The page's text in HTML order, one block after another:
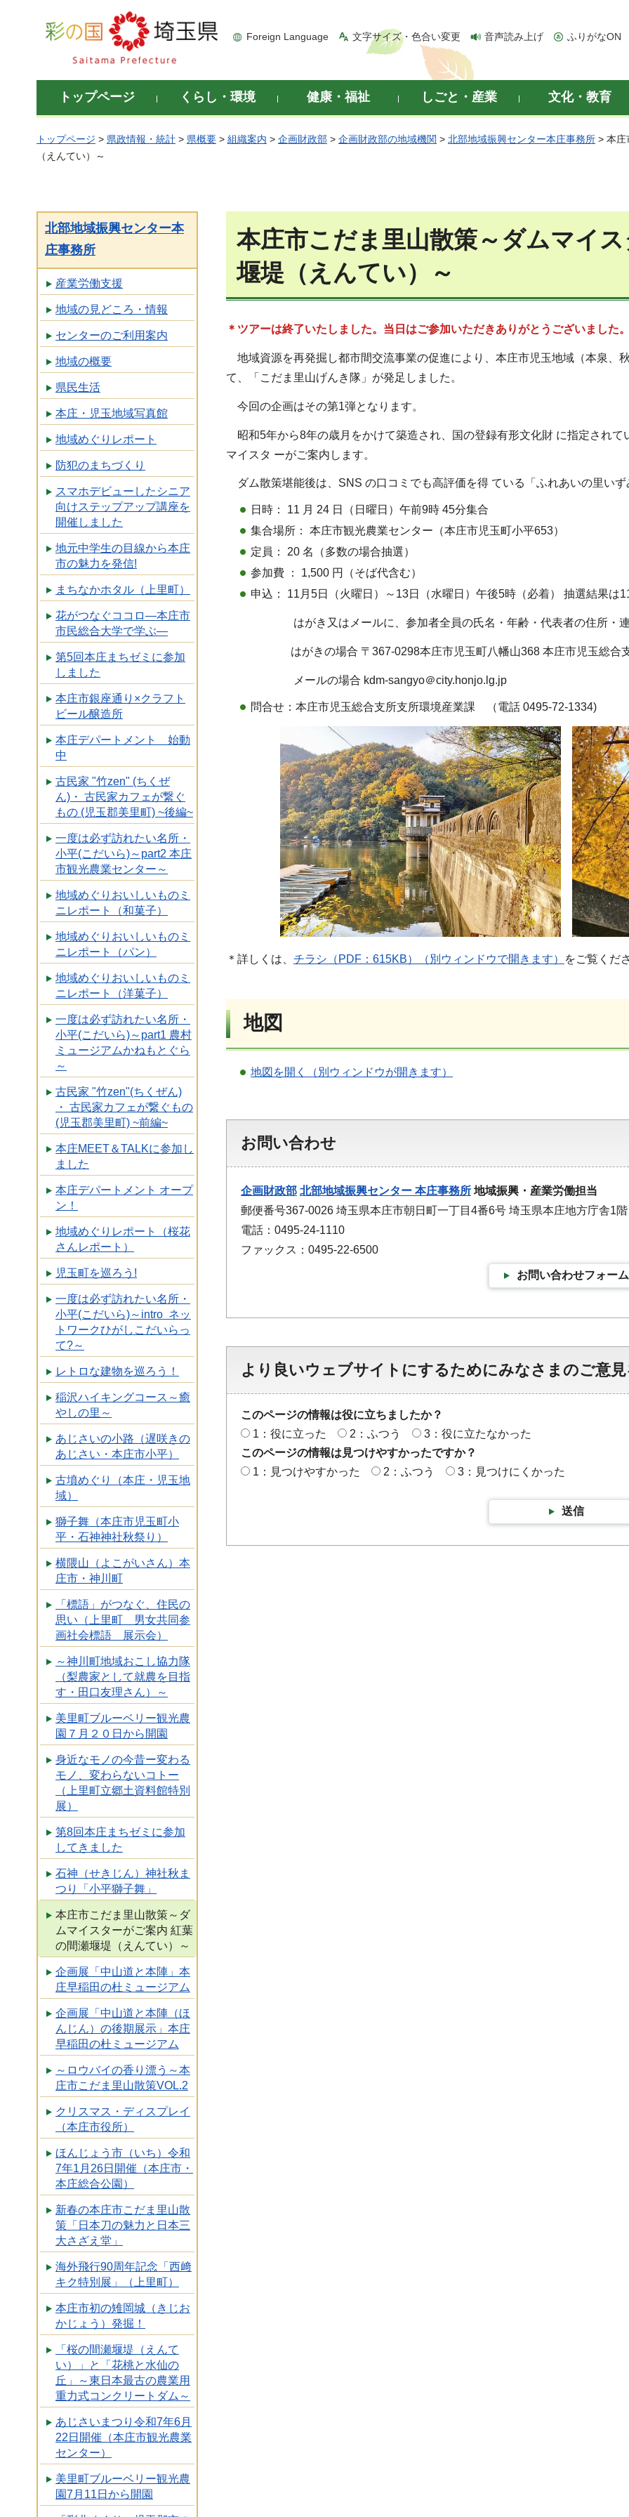
彩の国 埼玉県
Foreign Language 文字サイズ・色合い変更 音声読み上げ ふりがなON
トップページ くらし・環境 健康・福祉 しごと・産業 文化・教育
トップページ > 県政情報・統計 > 県概要 > 組織案内 > 企画財政部 > 企画財政部の地域機関 > 北部地域振興センター本庄事務所 > 本庄
（えんてい）～
北部地域振興センター本
庄事務所
産業労働支援
地域の見どころ・情報
センターのご利用案内
地域の概要
県民生活
本庄・児玉地域写真館
地域めぐりレポート
防犯のまちづくり
スマホデビューしたシニア
向けステップアップ講座を
開催しました
地元中学生の目線から本庄
市の魅力を発信!
まちなかホタル（上里町）
花がつなぐココロ―本庄市
市民総合大学で学ぶ―
第5回本庄まちゼミに参加
しました
本庄市銀座通り×クラフト
ビール醸造所
本庄デパートメント 始動
中
古民家 "竹zen" (ちくぜ
ん)・ 古民家カフェが繋ぐ
もの (児玉郡美里町) ~後編~
一度は必ず訪れたい名所・
小平(こだいら)～part2 本庄
市観光農業センター～
地域めぐりおいしいものミ
ニレポート（和菓子）
地域めぐりおいしいものミ
ニレポート（パン）
地域めぐりおいしいものミ
ニレポート（洋菓子）
一度は必ず訪れたい名所・
小平(こだいら)～part1 農村
ミュージアムかねもとぐら
～
古民家 "竹zen"(ちくぜん)
・ 古民家カフェが繋ぐもの
(児玉郡美里町) ~前編~
本庄MEET＆TALKに参加し
ました
本庄デパートメント オープ
ン！
地域めぐりレポート（桜花
さんレポート）
児玉町を巡ろう!
一度は必ず訪れたい名所・
小平(こだいら)～intro ネッ
トワークひがしこだいらっ
て?～
レトロな建物を巡ろう！
稲沢ハイキングコース～癒
やしの里～
あじさいの小路（遅咲きの
あじさい・本庄市小平）
古墳めぐり（本庄・児玉地
域）
獅子舞（本庄市児玉町小
平・石神神社秋祭り）
横隈山（よこがいさん）本
庄市・神川町
「標語」がつなぐ、住民の
思い（上里町 男女共同参
画社会標語 展示会）
～神川町地域おこし協力隊
（梨農家として就農を目指
す・田口友理さん）～
美里町ブルーベリー観光農
園７月２０日から開園
身近なモノの今昔ー変わる
モノ、変わらないコトー
（上里町立郷土資料館特別
展）
第8回本庄まちゼミに参加
してきました
石神（せきじん）神社秋ま
つり「小平獅子舞」
本庄市こだま里山散策～ダ
ムマイスターがご案内 紅葉
の間瀬堰堤（えんてい）～
企画展「中山道と本陣」本
庄早稲田の杜ミュージアム
企画展「中山道と本陣（ほ
んじん）の後期展示」本庄
早稲田の杜ミュージアム
～ロウバイの香り漂う～本
庄市こだま里山散策VOL.2
クリスマス・ディスプレイ
（本庄市役所）
ほんじょう市（いち）令和
7年1月26日開催（本庄市・
本庄総合公園）
新春の本庄市こだま里山散
策「日本刀の魅力と日本三
大さざえ堂」
海外飛行90周年記念「西﨑
キク特別展」（上里町）
本庄市初の雉岡城（きじお
かじょう）発掘！
「桜の間瀬堰堤（えんて
い）」と「花桃と水仙の
丘」～東日本最古の農業用
重力式コンクリートダム～
あじさいまつり令和7年6月
22日開催（本庄市観光農業
センター）
美里町ブルーベリー観光農
園7月11日から開園
本庄市こだま里山散策～ダムマイ
堰堤（えんてい）～
＊ツアーは終了いたしました。当日はご参加いただきありがとうございました
地域資源を再発掘し都市間交流事業の促進により、本庄市児玉地域（本泉、
て、「こだま里山げんき隊」が発足しました。
今回の企画はその第1弾となります。
昭和5年から8年の歳月をかけて築造され、国の登録有形文化財 に指定され
マイスタ ーがご案内します。
ダム散策堪能後は、SNS の口コミでも高評価を得 ている「ふれあいの里い
日時： 11 月 24 日（日曜日）午前9時 45分集合
集合場所： 本庄市観光農業センター（本庄市児玉町小平653）
定員： 20 名（多数の場合抽選）
参加費 ： 1,500 円（そば代含む）
申込： 11月5日（火曜日）～13日（水曜日）午後5時（必着） 抽選結果は
はがき又はメールに、参加者全員の氏名・年齢・代表者の住所・連絡
はがきの場合 〒367-0298本庄市児玉町八幡山368 本庄市児玉総合支
メールの場合 kdm-sangyo＠city.honjo.lg.jp
問合せ：本庄市児玉総合支所支所環境産業課 （電話 0495-72-1334)
＊詳しくは、 チラシ（PDF：615KB）（別ウィンドウで開きます） をご覧くだ
地図
地図を開く（別ウィンドウが開きます）
お問い合わせ
企画財政部 北部地域振興センター 本庄事務所 地域振興・産業労働担当
郵便番号367-0026 埼玉県本庄市朝日町一丁目4番6号 埼玉県本庄地方庁舎1階
電話：0495-24-1110
ファックス：0495-22-6500
お問い合わせフォーム
より良いウェブサイトにするためにみなさまのご意
このページの情報は役に立ちましたか？
1：役に立った
2：ふつう
3：役に立たなかった
このページの情報は見つけやすかったですか？
1：見つけやすかった
2：ふつう 3：見つけにくかった
送信